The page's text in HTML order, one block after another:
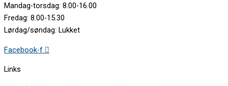
Mandag-torsdag: 8.00-16.00
Fredag: 8.00-15.30
Lørdag/søndag: Lukket
Facebook-f
Links